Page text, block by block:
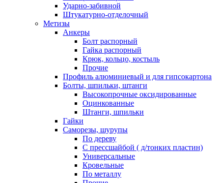
Ударно-забивной
Штукатурно-отделочный
Метизы
Анкеры
Болт распорный
Гайка распорный
Крюк, кольцо, костыль
Прочие
Профиль алюминиевый и для гипсокартона
Болты, шпильки, штанги
Высокопрочные оксидированные
Оцинкованные
Штанги, шпильки
Гайки
Саморезы, шурупы
По дереву
С прессшайбой ( д/тонких пластин)
Универсальные
Кровельные
По металлу